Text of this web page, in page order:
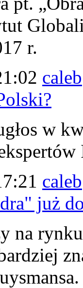
r.
caleb
w
caleb
już
na